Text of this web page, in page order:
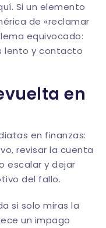
Si un elemento
de «reclamar
equivocado:
lento y contacto
en
en finanzas:
revisar la cuenta
escalar y dejar
del fallo.
si solo miras la
un impago